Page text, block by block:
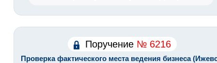
Поручение № 6216
Проверка фактического места ведения бизнеса